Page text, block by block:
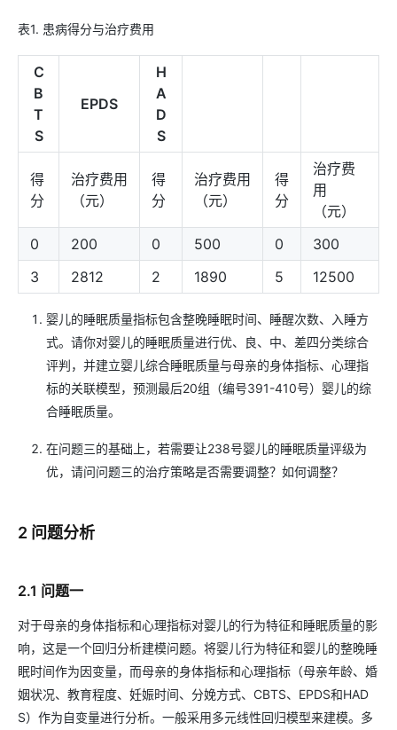
表1. 患病得分与治疗费用
C
B
T
S
EPDS
H
A
D
S
得
分
治疗费用
（元）
得
分
治疗费用
（元）
得
分
治疗费
用
（元）
0
200 0 500 0
300
3
2812 2 1890 5 12500
婴儿的睡眠质量指标包含整晚睡眠时间、睡醒次数、入睡方
式。请你对婴儿的睡眠质量进行优、良、中、差四分类综合
评判，并建立婴儿综合睡眠质量与母亲的身体指标、心理指
标的关联模型，预测最后20组（编号391-410号）婴儿的综
合睡眠质量。
在问题三的基础上，若需要让238号婴儿的睡眠质量评级为
优，请问问题三的治疗策略是否需要调整？如何调整？
2 问题分析
2.1 问题一
对于母亲的身体指标和心理指标对婴儿的行为特征和睡眠质量的影
响，这是一个回归分析建模问题。将婴儿行为特征和婴儿的整晚睡
眠时间作为因变量，而母亲的身体指标和心理指标（母亲年龄、婚
姻状况、教育程度、妊娠时间、分娩方式、CBTS、EPDS和HAD
S）作为自变量进行分析。一般采用多元线性回归模型来建模。多